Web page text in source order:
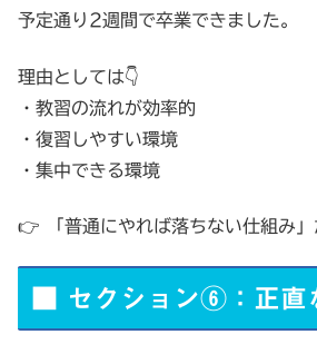
予定通り2週間で卒業できました。
理由としては👇
・教習の流れが効率的
・復習しやすい環境
・集中できる環境
👉 「普通にやれば落ちない仕組み」
■ セクション⑥：正直